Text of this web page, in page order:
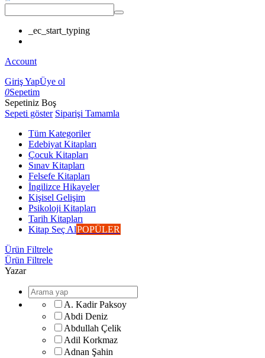
_ec_start_typing
Account
Giriş YapÜye ol
0Sepetim
Sepetiniz Boş
Sepeti göster Siparişi Tamamla
Tüm Kategoriler
Edebiyat Kitapları
Çocuk Kitapları
Sınav Kitapları
Felsefe Kitapları
İngilizce Hikayeler
Kişisel Gelişim
Psikoloji Kitapları
Tarih Kitapları
Kitap Seç AlPOPÜLER
Ürün Filtrele
Ürün Filtrele
Yazar
A. Kadir Paksoy
Abdi Deniz
Abdullah Çelik
Adil Korkmaz
Adnan Şahin